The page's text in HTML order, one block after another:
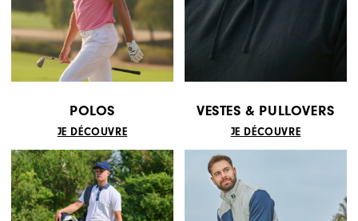
POLOS
JE DÉCOUVRE
VESTES & PULLOVERS
JE DÉCOUVRE